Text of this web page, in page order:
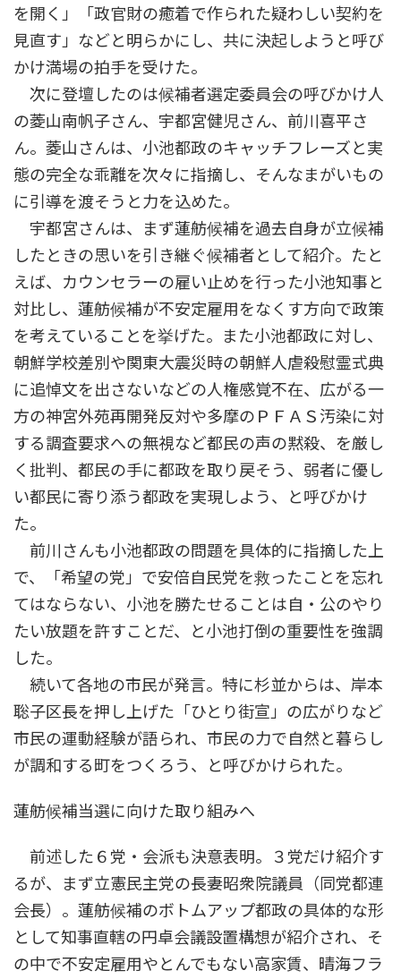
を開く」「政官財の癒着で作られた疑わしい契約を
見直す」などと明らかにし、共に決起しようと呼び
かけ満場の拍手を受けた。
次に登壇したのは候補者選定委員会の呼びかけ人
の菱山南帆子さん、宇都宮健児さん、前川喜平さ
ん。菱山さんは、小池都政のキャッチフレーズと実
態の完全な乖離を次々に指摘し、そんなまがいもの
に引導を渡そうと力を込めた。
宇都宮さんは、まず蓮舫候補を過去自身が立候補
したときの思いを引き継ぐ候補者として紹介。たと
えば、カウンセラーの雇い止めを行った小池知事と
対比し、蓮舫候補が不安定雇用をなくす方向で政策
を考えていることを挙げた。また小池都政に対し、
朝鮮学校差別や関東大震災時の朝鮮人虐殺慰霊式典
に追悼文を出さないなどの人権感覚不在、広がる一
方の神宮外苑再開発反対や多摩のＰＦＡＳ汚染に対
する調査要求への無視など都民の声の黙殺、を厳し
く批判、都民の手に都政を取り戻そう、弱者に優し
い都民に寄り添う都政を実現しよう、と呼びかけ
た。
前川さんも小池都政の問題を具体的に指摘した上
で、「希望の党」で安倍自民党を救ったことを忘れ
てはならない、小池を勝たせることは自・公のやり
たい放題を許すことだ、と小池打倒の重要性を強調
した。
続いて各地の市民が発言。特に杉並からは、岸本
聡子区長を押し上げた「ひとり街宣」の広がりなど
市民の運動経験が語られ、市民の力で自然と暮らし
が調和する町をつくろう、と呼びかけられた。
蓮舫候補当選に向けた取り組みへ
前述した６党・会派も決意表明。３党だけ紹介す
るが、まず立憲民主党の長妻昭衆院議員（同党都連
会長）。蓮舫候補のボトムアップ都政の具体的な形
として知事直轄の円卓会議設置構想が紹介され、そ
の中で不安定雇用やとんでもない高家賃、晴海フラ